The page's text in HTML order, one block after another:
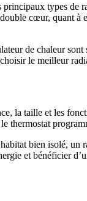
types
cœur, quant
de chaleur
le meilleur
la taille et les
bien isolé,
et bénéficier